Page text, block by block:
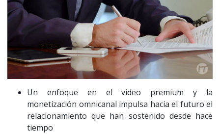
Un enfoque en el video premium y la
monetización omnicanal impulsa hacia el futuro el
relacionamiento que han sostenido desde hace
tiempo
ARGENTINA
MÉXICO